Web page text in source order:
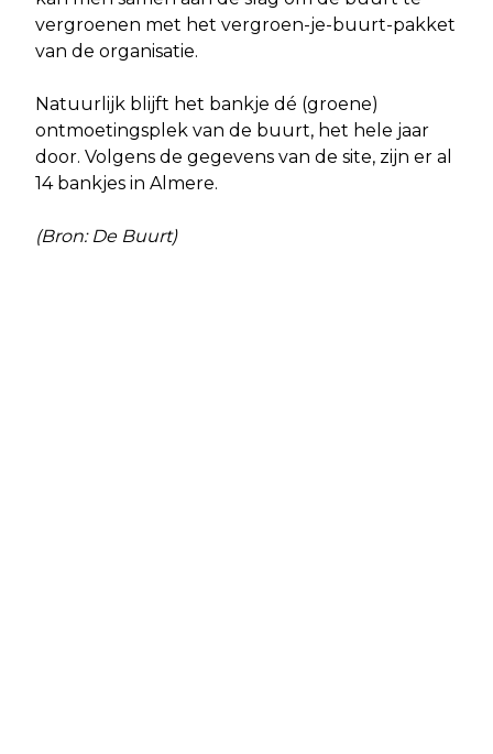
vergroenen met het vergroen-je-buurt-pakket
van de organisatie.
Natuurlijk blijft het bankje dé (groene)
ontmoetingsplek van de buurt, het hele jaar
door. Volgens de gegevens van de site, zijn er al
14 bankjes in Almere.
(Bron: De Buurt)